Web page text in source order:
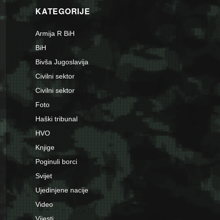
KATEGORIJE
Armija R BiH
BiH
Bivša Jugoslavija
Civilni sektor
Civilni sektor
Foto
Haški tribunal
HVO
Knjige
Poginuli borci
Svijet
Ujedinjene nacije
Video